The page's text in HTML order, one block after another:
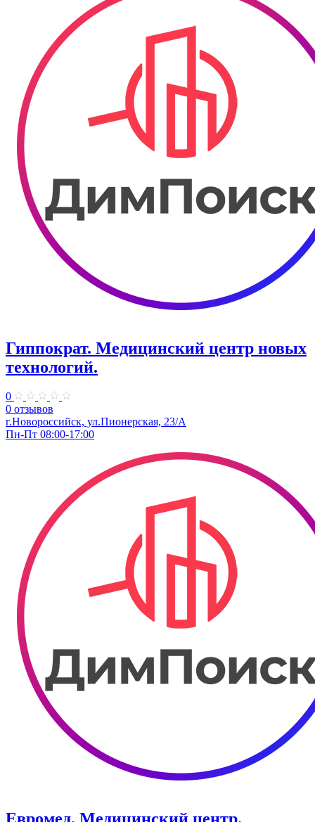
Гиппократ. Медицинский центр новых
технологий.
0
0 отзывов
г.Новороссийск, ул.Пионерская, 23/А
Пн-Пт 08:00-17:00